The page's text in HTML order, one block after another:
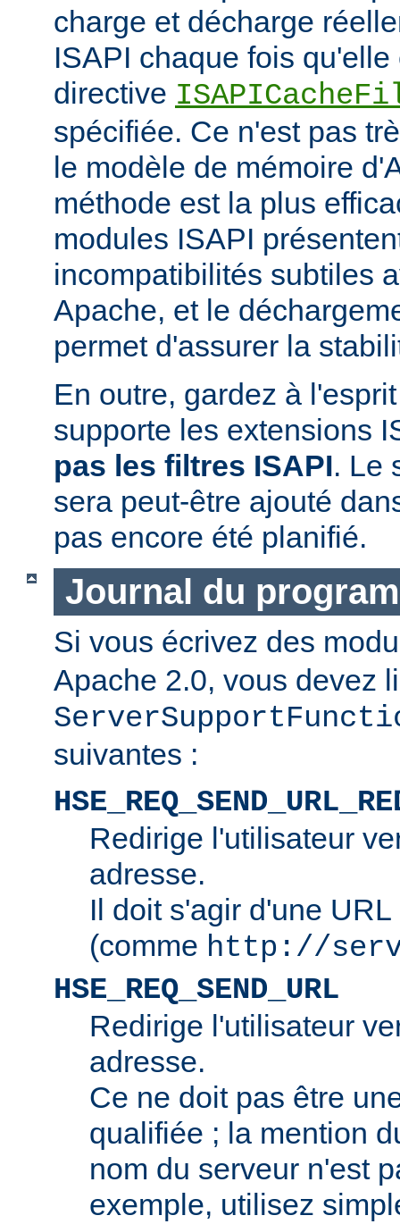
charge et décharge
ISAPI chaque fois
directive
spécifiée. Ce n'est pas
le modèle de mémoire
méthode est la plus
modules ISAPI
incompatibilités subtiles
Apache, et le
permet d'assurer la
En outre, gardez à
supporte les extensions
pas les filtres ISAPI. Le
sera peut-être ajouté
pas encore été planifié.
Journal du
Si vous écrivez des
Apache 2.0, vous devez
suivantes :
Redirige l'utilisateur
adresse.
Il doit s'agir d'une
(comme http://
HSE_REQ_SEND_URL
Redirige l'utilisateur
adresse.
Ce ne doit pas être
qualifiée ; la mention
nom du serveur n'est
exemple, utilisez